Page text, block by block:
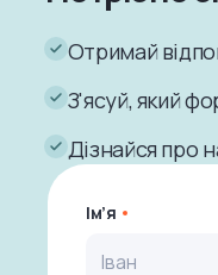
Отримай
З'ясуй, який
Дізнайся про
Ім’я